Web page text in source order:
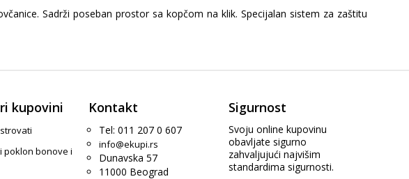
Sadrži poseban prostor sa kopčom na klik. Specijalan sistem za zaštitu
kupovini
poklon bonove i
Kontakt
Tel: 011 207 0 607
info@ekupi.rs
Dunavska 57
11000 Beograd
Sigurnost
Svoju online kupovinu
obavljate sigurno
zahvaljujući najvišim
standardima sigurnosti.